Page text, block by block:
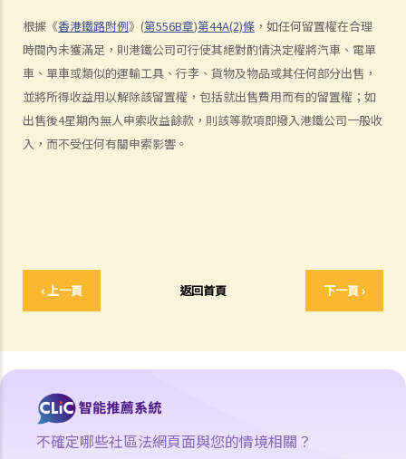
根據《香港鐵路附例》 (第556B章)第44A(2)條 ，如任何留置權在合理
時間內未獲滿足，則港鐵公司可行使其絕對酌情決定權將汽車、電單
車、單車或類似的運輸工具、行李、貨物及物品或其任何部分出售，
並將所得收益用以解除該留置權，包括就出售費用而有的留置權；如
出售後4星期內無人申索收益餘款，則該等款項即撥入港鐵公司一般收
入，而不受任何有關申索影響。
‹ 上一頁 返回首頁 下一頁 ›
於是尋求A女士的同意，提取血液樣本。她再次拒絕，並說：「我不信
任你們的醫生和設備。我怎麼知道你的針筒有沒有被愛滋病污染？我可
不會把血給你。」A女士最終沒有提供任何呼氣、尿液或血液樣本。A女
士上述的拒絕理由是否合理呢？
3. 判刑
1. 與駕駛執照有關
a. 一般
Q1. 持有學習者駕駛執照的人士可以用他/她的電單車提供送外賣的服務
嗎？
b. 允許並無持有駕駛執照的人駕駛汽車
Q1. 其他國家發出的駕駛執照在香港是否有效？
不確定哪些社區法網頁面與您的情境相關？